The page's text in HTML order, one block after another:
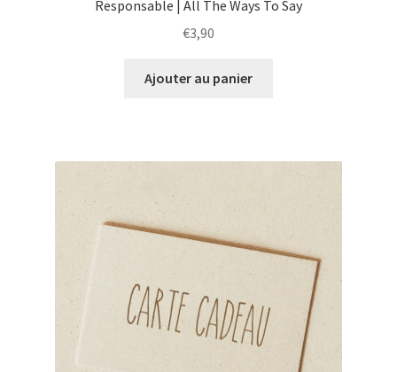
Responsable | All The Ways To Say
€3,90
Ajouter au panier